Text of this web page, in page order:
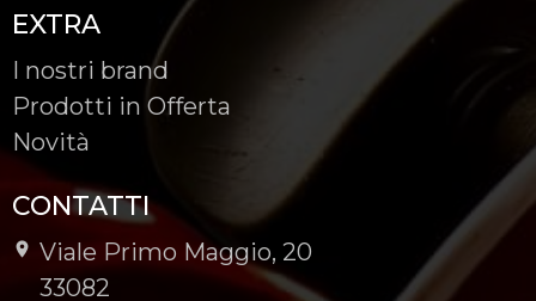
EXTRA
I nostri brand
Prodotti in Offerta
Novità
CONTATTI
Viale Primo Maggio, 20
-
33082